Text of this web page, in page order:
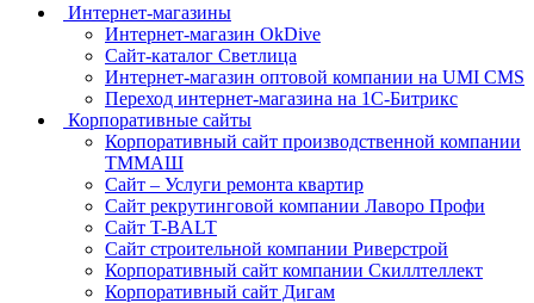
Интернет-магазины
Интернет-магазин OkDive
Сайт-каталог Светлица
Интернет-магазин оптовой компании на UMI CMS
Переход интернет‑магазина на 1С‑Битрикс
Корпоративные сайты
Корпоративный сайт производственной компании
ТММАШ
Сайт – Услуги ремонта квартир
Сайт рекрутинговой компании Лаворо Профи
Сайт T-BALT
Сайт строительной компании Риверстрой
Корпоративный сайт компании Скиллтеллект
Корпоративный сайт Дигам